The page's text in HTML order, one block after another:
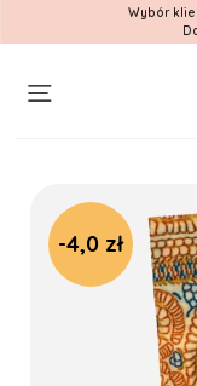
Wybór
nas
-4,0 zł